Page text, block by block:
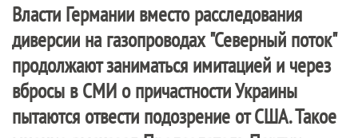
Власти Германии вместо расследования
диверсии на газопроводах "Северный поток"
продолжают заниматься имитацией и через
вбросы в СМИ о причастности Украины
пытаются отвести подозрение от США. Такое